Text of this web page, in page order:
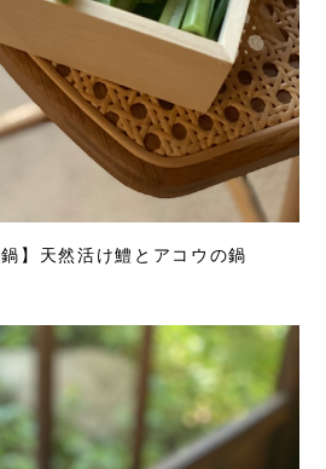
】天然活け鱧とアコウの鍋